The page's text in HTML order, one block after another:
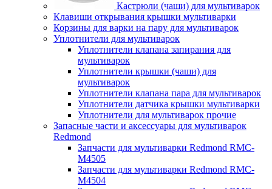
Кастрюли (чаши) для мультиварок
Клавиши открывания крышки мультиварки
Корзины для варки на пару для мультиварок
Уплотнители для мультиварок
Уплотнители клапана запирания для
мультиварок
Уплотнители крышки (чаши) для
мультиварок
Уплотнители клапана пара для мультиварок
Уплотнители датчика крышки мультиварки
Уплотнители для мультиварок прочие
Запасные части и аксессуары для мультиварок
Redmond
Запчасти для мультиварки Redmond RMC-
M4505
Запчасти для мультиварки Redmond RMC-
M4504